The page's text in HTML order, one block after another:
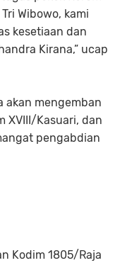
Wibowo, kami
kesetiaan dan
Kirana,” ucap
akan mengemban
XVIII/Kasuari, dan
pengabdian
Kodim 1805/Raja